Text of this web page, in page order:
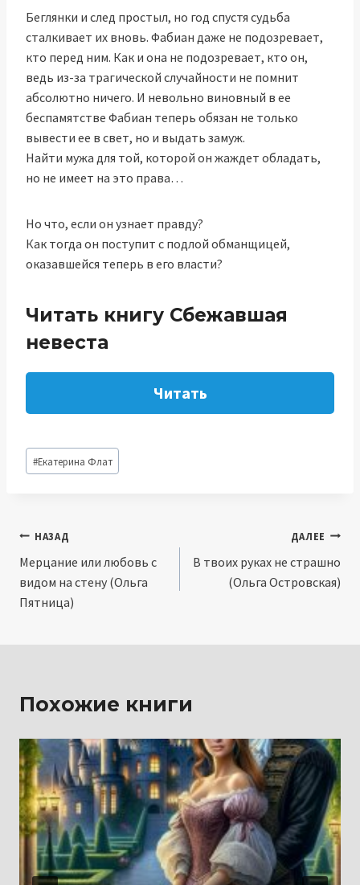
Беглянки и след простыл, но год спустя судьба
сталкивает их вновь. Фабиан даже не подозревает,
кто перед ним. Как и она не подозревает, кто он,
ведь из-за трагической случайности не помнит
абсолютно ничего. И невольно виновный в ее
беспамятстве Фабиан теперь обязан не только
вывести ее в свет, но и выдать замуж.
Найти мужа для той, которой он жаждет обладать,
но не имеет на это права…
Но что, если он узнает правду?
Как тогда он поступит с подлой обманщицей,
оказавшейся теперь в его власти?
Читать книгу Сбежавшая
невеста
Читать
Метки
записи:
#Екатерина Флат
Навигация
по
записям
НАЗАД
Мерцание или любовь с
видом на стену (Ольга
Пятница)
ДАЛЕЕ
В твоих руках не страшно
(Ольга Островская)
Похожие книги